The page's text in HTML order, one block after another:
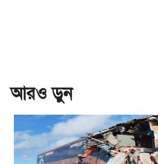
আরও ড়ুন